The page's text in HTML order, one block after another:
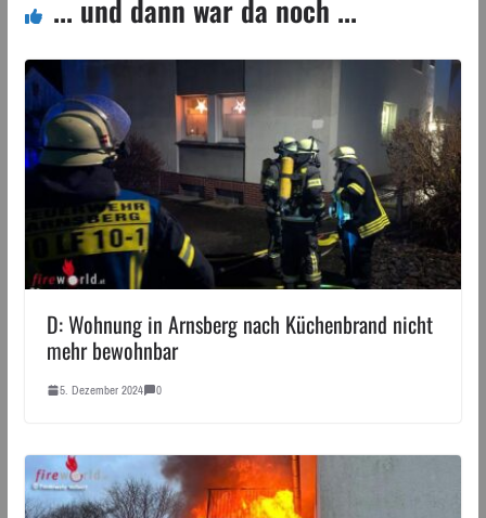
... und dann war da noch ...
D: Wohnung in Arnsberg nach Küchenbrand nicht
mehr bewohnbar
5. Dezember 2024 0